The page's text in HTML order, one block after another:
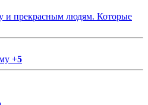
и прекрасным людям. Которые
+5